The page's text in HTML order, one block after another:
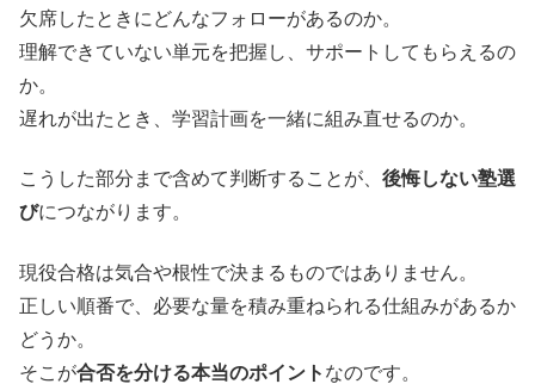
欠席したときにどんなフォローがあるのか。
理解できていない単元を把握し、サポートしてもらえるの
か。
遅れが出たとき、学習計画を一緒に組み直せるのか。
こうした部分まで含めて判断することが、 後悔しない塾選
びにつながります。
現役合格は気合や根性で決まるものではありません。
正しい順番で、必要な量を積み重ねられる仕組みがあるか
どうか。
そこが合否を分ける本当のポイント なのです。